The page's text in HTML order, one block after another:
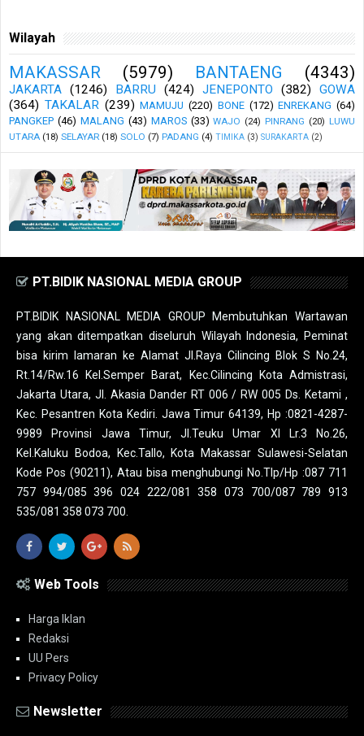
Wilayah
MAKASSAR (5979) BANTAENG (4343)
JAKARTA (1246) BARRU (424) JENEPONTO (382)
GOWA
(364) TAKALAR (239) MAMUJU (220) BONE (172) ENREKANG (64)
PANGKEP (46) MALANG (43) MAROS (33) WAJO (24) PINRANG (20) LUWU
UTARA (18) SELAYAR (18) SOLO (7) PADANG (4) TIMIKA (3) SURAKARTA (2)
PT.BIDIK NASIONAL MEDIA GROUP
PT.BIDIK NASIONAL MEDIA GROUP Membutuhkan Wartawan
yang akan ditempatkan diseluruh Wilayah Indonesia, Peminat
bisa kirim lamaran ke Alamat Jl.Raya Cilincing Blok S No.24,
Rt.14/Rw.16 Kel.Semper Barat, Kec.Cilincing Kota Admistrasi,
Jakarta Utara, Jl. Akasia Dander RT 006 / RW 005 Ds. Ketami ,
Kec. Pesantren Kota Kediri. Jawa Timur 64139, Hp :0821-4287-
9989 Provinsi Jawa Timur, Jl.Teuku Umar XI Lr.3 No.26,
Kel.Kaluku Bodoa, Kec.Tallo, Kota Makassar Sulawesi-Selatan
Kode Pos (90211), Atau bisa menghubungi No.Tlp/Hp :087 711
757 994/085 396 024 222/081 358 073 700/087 789 913
535/081 358 073 700.
Web Tools
Harga Iklan
Redaksi
UU Pers
Privacy Policy
Newsletter